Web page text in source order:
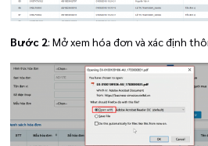
Bước 2: Mở xem hóa đơn và xác định